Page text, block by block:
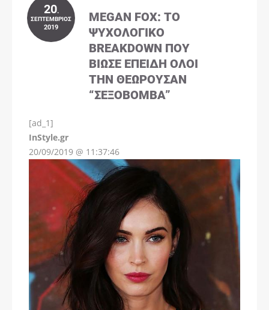
20.
ΣΕΠΤΈΜΒΡΙΟΣ
2019
MEGAN FOX: ΤΟ
ΨΥΧΟΛΟΓΙΚΌ
BREAKDOWN ΠΟΥ
ΒΊΩΣΕ ΕΠΕΙΔΉ ΌΛΟΙ
ΤΗΝ ΘΕΩΡΟΎΣΑΝ
“ΣΕΞΟΒΌΜΒΑ”
[ad_1]
InStyle.gr
20/09/2019 @ 11:37:46